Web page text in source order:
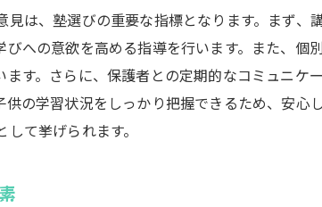
柔軟な支払いプランが選ばれる理由
成功する塾選びのための親の心得
みよし市の塾の支払い方法を比較
支払いプランの自由度が学びに与える影響
は、塾選びの重要な指標となります。まず
への意欲を高める指導を行います。また、
す。さらに、保護者との定期的なコミュニ
の学習状況をしっかり把握できるため、安
て挙げられます。